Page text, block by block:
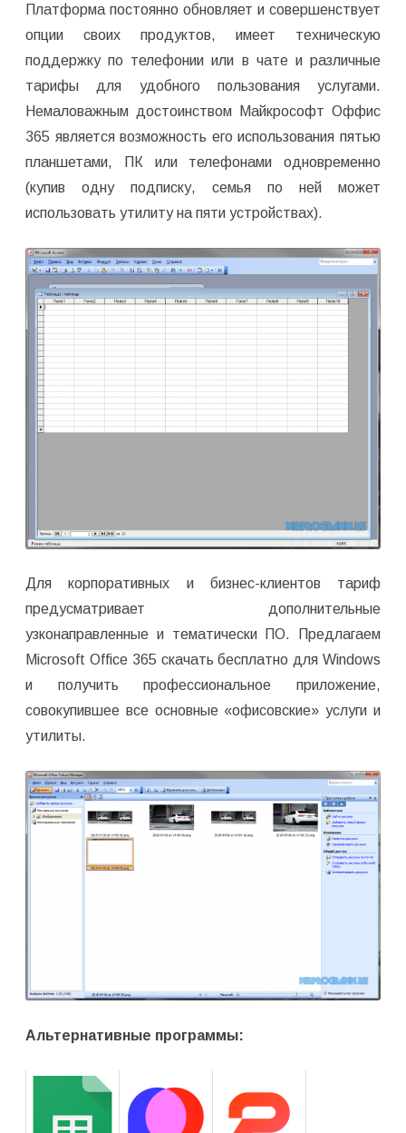
Платформа постоянно обновляет и совершенствует
опции своих продуктов, имеет техническую
поддержку по телефонии или в чате и различные
тарифы для удобного пользования услугами.
Немаловажным достоинством Майкрософт Оффис
365 является возможность его использования пятью
планшетами, ПК или телефонами одновременно
(купив одну подписку, семья по ней может
использовать утилиту на пяти устройствах).
Для корпоративных и бизнес-клиентов тариф
предусматривает дополнительные
узконаправленные и тематически ПО. Предлагаем
Microsoft Office 365 скачать бесплатно для Windows
и получить профессиональное приложение,
совокупившее все основные «офисовские» услуги и
утилиты.
Альтернативные программы: